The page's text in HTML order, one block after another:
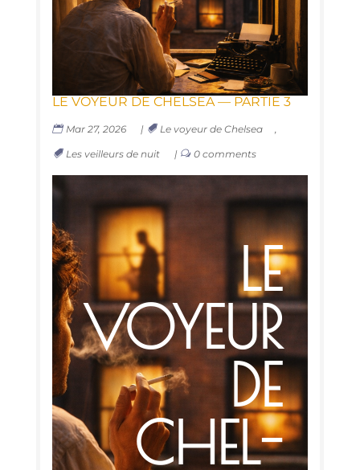
LE VOYEUR DE CHEL­SEA — PAR­TIE 3
Mar 27, 2026 | Le voyeur de Chelsea
Les veilleurs de nuit | 0 comments
LE
VOYEUR
DE
CHEL­